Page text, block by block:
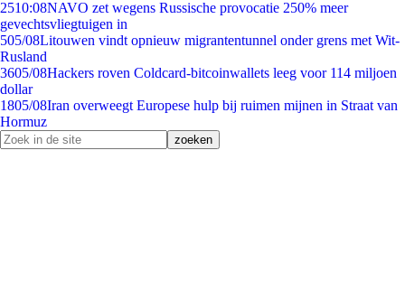
2510:08NAVO zet wegens Russische provocatie 250% meer
gevechtsvliegtuigen in
505/08Litouwen vindt opnieuw migrantentunnel onder grens met Wit-
Rusland
3605/08Hackers roven Coldcard-bitcoinwallets leeg voor 114 miljoen
dollar
1805/08Iran overweegt Europese hulp bij ruimen mijnen in Straat van
Hormuz